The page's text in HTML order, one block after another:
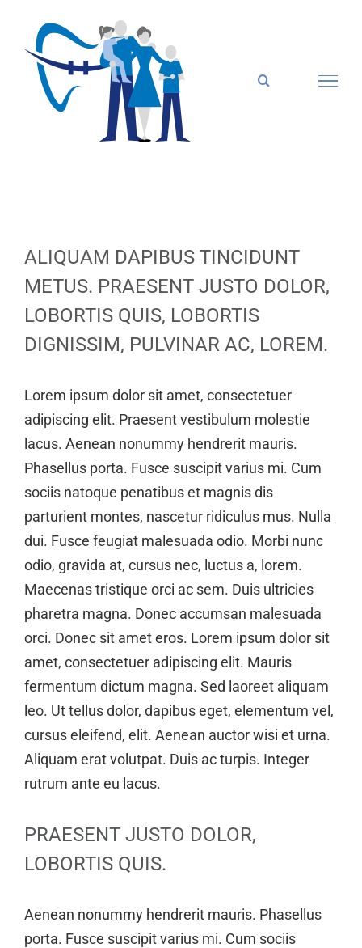
springen
ALIQUAM DAPIBUS TINCIDUNT
METUS. PRAESENT JUSTO DOLOR,
LOBORTIS QUIS, LOBORTIS
DIGNISSIM, PULVINAR AC, LOREM.
Lorem ipsum dolor sit amet, consectetuer
adipiscing elit. Praesent vestibulum molestie
lacus. Aenean nonummy hendrerit mauris.
Phasellus porta. Fusce suscipit varius mi. Cum
sociis natoque penatibus et magnis dis
parturient montes, nascetur ridiculus mus. Nulla
dui. Fusce feugiat malesuada odio. Morbi nunc
odio, gravida at, cursus nec, luctus a, lorem.
Maecenas tristique orci ac sem. Duis ultricies
pharetra magna. Donec accumsan malesuada
orci. Donec sit amet eros. Lorem ipsum dolor sit
amet, consectetuer adipiscing elit. Mauris
fermentum dictum magna. Sed laoreet aliquam
leo. Ut tellus dolor, dapibus eget, elementum vel,
cursus eleifend, elit. Aenean auctor wisi et urna.
Aliquam erat volutpat. Duis ac turpis. Integer
rutrum ante eu lacus.
PRAESENT JUSTO DOLOR,
LOBORTIS QUIS.
Aenean nonummy hendrerit mauris. Phasellus
porta. Fusce suscipit varius mi. Cum sociis